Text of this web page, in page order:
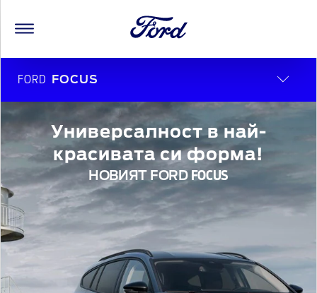
FORD FOCUS
Универсалност в най-
красивата си форма!
НОВИЯТ FORD FOCUS